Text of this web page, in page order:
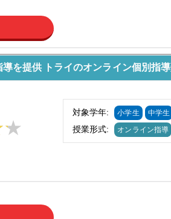
を提供 トライのオンライン個別指
対象学年: 小学生 中学生
授業形式: オンライン指導